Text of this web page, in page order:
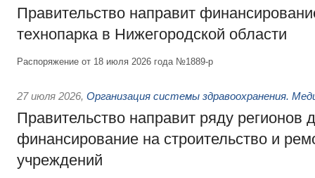
Правительство направит
технопарка в Нижегородской области
Распоряжение от 18 июля 2026 года №1889-р
27 июля 2026, Организация системы здравоохранения.
Правительство направит ряду регионов
финансирование на строительство и
учреждений